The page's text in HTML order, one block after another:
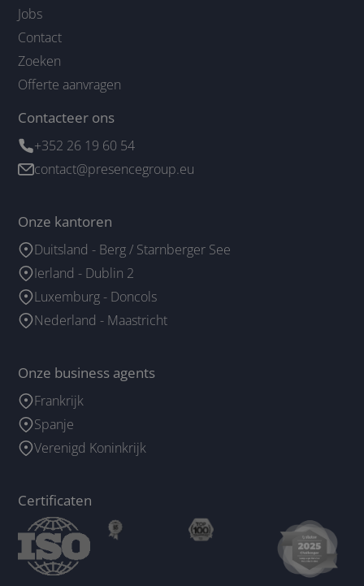
Jobs
Contact
Zoeken
Offerte aanvragen
Contacteer ons
+352 26 19 60 54
contact@presencegroup.eu
Onze kantoren
Duitsland - Berg / Starnberger See
Ierland - Dublin 2
Luxemburg - Doncols
Nederland - Maastricht
Onze business agents
Frankrijk
Spanje
Verenigd Koninkrijk
Certificaten